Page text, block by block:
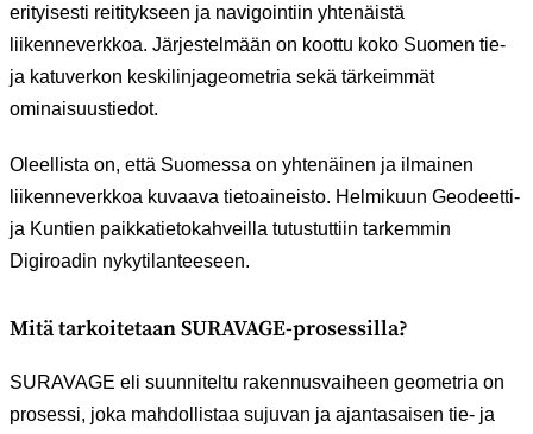
erityisesti reititykseen ja navigointiin yhtenäistä
liikenneverkkoa. Järjestelmään on koottu koko Suomen tie-
ja katuverkon keskilinjageometria sekä tärkeimmät
ominaisuustiedot.
Oleellista on, että Suomessa on yhtenäinen ja ilmainen
liikenneverkkoa kuvaava tietoaineisto. Helmikuun Geodeetti-
ja Kuntien paikkatietokahveilla tutustuttiin tarkemmin
Digiroadin nykytilanteeseen.
Mitä tarkoitetaan SURAVAGE-prosessilla?
SURAVAGE eli suunniteltu rakennusvaiheen geometria on
prosessi, joka mahdollistaa sujuvan ja ajantasaisen tie- ja